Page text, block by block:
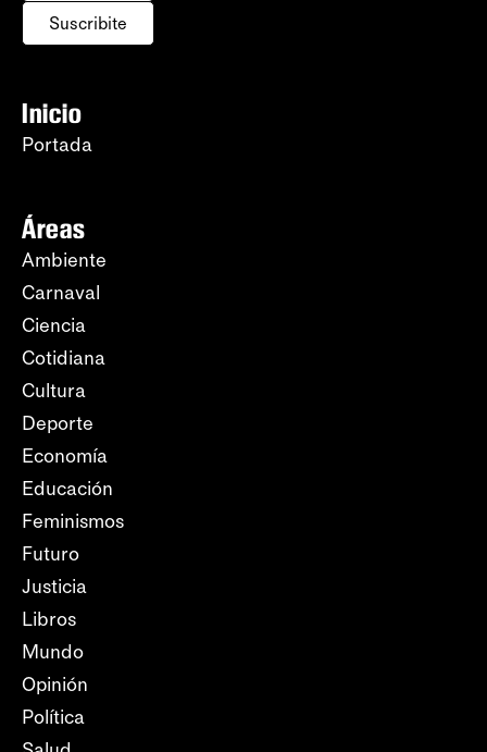
Suscribite
Inicio
Portada
Áreas
Ambiente
Carnaval
Ciencia
Cotidiana
Cultura
Deporte
Economía
Educación
Feminismos
Futuro
Justicia
Libros
Mundo
Opinión
Política